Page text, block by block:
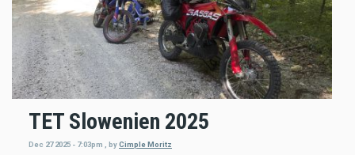
TET Slowenien 2025
Dec 27 2025 - 7:03pm , byCimple Moritz